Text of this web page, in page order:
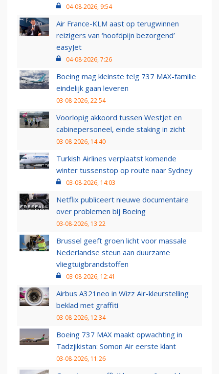
04-08-2026, 9:54
Air France-KLM aast op terugwinnen
reizigers van ‘hoofdpijn bezorgend’
easyJet
04-08-2026, 7:26
Boeing mag kleinste telg 737 MAX-familie
eindelijk gaan leveren
03-08-2026, 22:54
Voorlopig akkoord tussen WestJet en
cabinepersoneel, einde staking in zicht
03-08-2026, 14:40
Turkish Airlines verplaatst komende
winter tussenstop op route naar Sydney
03-08-2026, 14:03
Netflix publiceert nieuwe documentaire
over problemen bij Boeing
03-08-2026, 13:22
Brussel geeft groen licht voor massale
Nederlandse steun aan duurzame
vliegtuigbrandstoffen
03-08-2026, 12:41
Airbus A321neo in Wizz Air-kleurstelling
beklad met graffiti
03-08-2026, 12:34
Boeing 737 MAX maakt opwachting in
Tadzjikistan: Somon Air eerste klant
03-08-2026, 11:26